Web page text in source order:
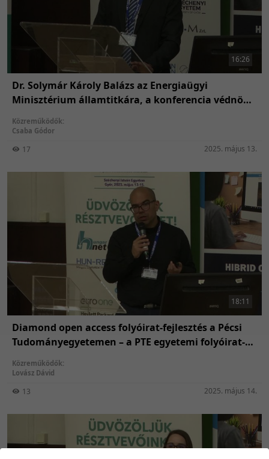
16:26
Dr. Solymár Károly Balázs az Energiaügyi
Minisztérium államtitkára, a konferencia védnöke
nyitó előadása
Közreműködők:
Csaba Gódor
17 2025. május 13.
18:11
Diamond open access folyóirat-fejlesztés a Pécsi
Tudományegyetemen – a PTE egyetemi folyóirat-
Közreműködők:
Lovász Dávid
13 2025. május 14.